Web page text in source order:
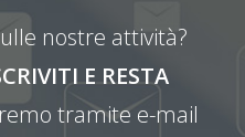
nostre attività?
E RESTA
tramite e-mail